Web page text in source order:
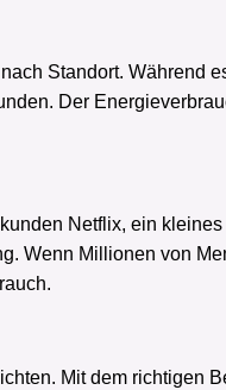
Standort. Während
Der
Netflix, ein
Wenn Millionen von
Mit dem richtigen